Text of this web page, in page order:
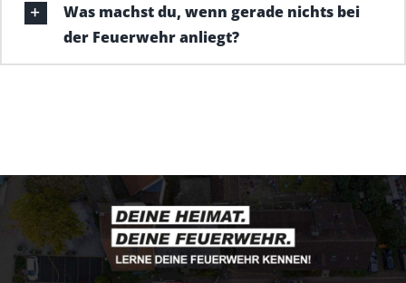
Was machst du, wenn gerade nichts bei
der Feuerwehr anliegt?